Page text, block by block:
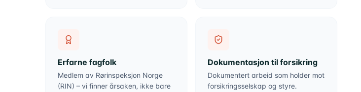
Erfarne fagfolk
Medlem av Rørinspeksjon Norge
(RIN) – vi finner årsaken, ikke bare
Dokumentasjon til forsikring
Dokumentert arbeid som holder mot
forsikringsselskap og styre.